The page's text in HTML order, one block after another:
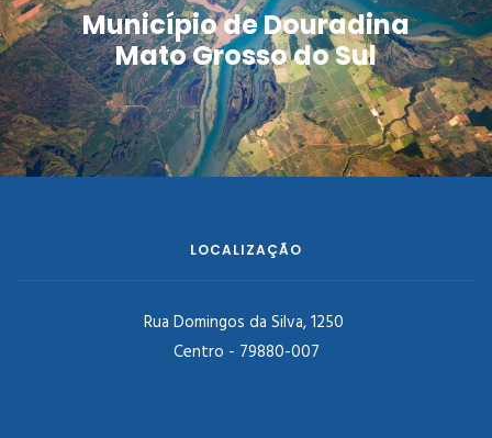
Município de Douradina
Mato Grosso do Sul
LOCALIZAÇÃO
Rua Domingos da Silva, 1250
Centro - 79880-007